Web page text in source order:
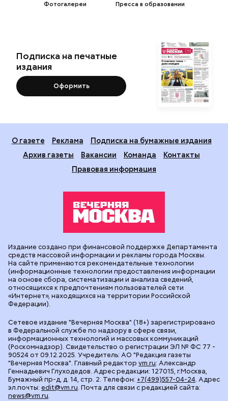
Фотогалереи
Пресса в образовании
Подписка на печатные
издания
Оформить
О газете Реклама
Подписка на бумажные издания
Архив газеты
Вакансии Команда
Контакты
Правовая информация
Сетевое издание "Вечерняя Москва" (18+) зарегистрировано
в Федеральной службе по надзору в сфере связи,
информационных технологий и массовых коммуникаций
(Роскомнадзор). Свидетельство о регистрации ЭЛ № ФС 77 -
90524 от 09.12.2025. Учредитель: АО "Редакция газеты
"Вечерняя Москва". Главный редактор vm.ru: Александр
Геннадьевич Глуходедов. Адрес редакции: 127015, г.Москва,
Бумажный пр-д, д. 14, стр. 2. Телефон: +7(499)557-04-24. Адрес
эл.почты: edit@vm.ru. Почта для связи с редакцией сайта:
news@vm.ru.
Издание создано при финансовой поддержке Департамента
средств массовой информации и рекламы города Москвы.
На сайте применяются рекомендательные технологии
(информационные технологии предоставления информации
на основе сбора, систематизации и анализа сведений,
относящихся к предпочтениям пользователей сети
«Интернет», находящихся на территории Российской
Федерации).